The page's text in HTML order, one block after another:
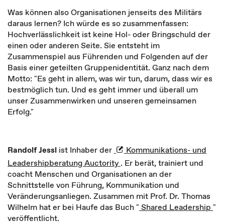
Was können also Organisationen jenseits des Militärs
daraus lernen? Ich würde es so zusammenfassen:
Hochverlässlichkeit ist keine Hol- oder Bringschuld der
einen oder anderen Seite. Sie entsteht im
Zusammenspiel aus Führenden und Folgenden auf der
Basis einer geteilten Gruppenidentität. Ganz nach dem
Motto: "Es geht in allem, was wir tun, darum, dass wir es
bestmöglich tun. Und es geht immer und überall um
unser Zusammenwirken und unseren gemeinsamen
Erfolg."
Randolf Jessl ist Inhaber der
Kommunikations- und
Leadershipberatung Auctority . Er berät, trainiert und
coacht Menschen und Organisationen an der
Schnittstelle von Führung, Kommunikation und
Veränderungsanliegen. Zusammen mit Prof. Dr. Thomas
Wilhelm hat er bei Haufe das Buch " Shared Leadership "
veröffentlicht.